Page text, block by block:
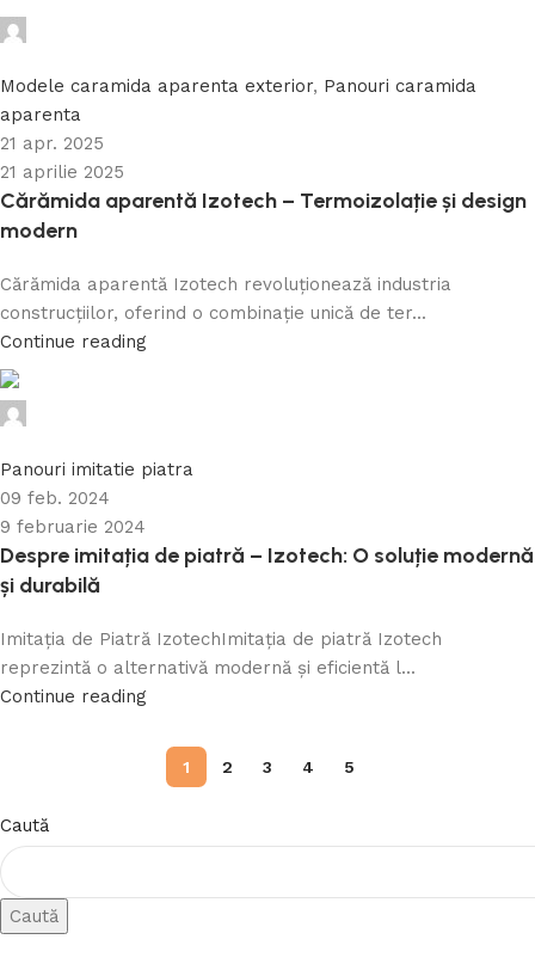
Modele caramida aparenta exterior, Panouri caramida
aparenta
21 apr. 2025
21 aprilie 2025
Cărămida aparentă Izotech – Termoizolație și design
modern
Cărămida aparentă Izotech revoluționează industria
construcțiilor, oferind o combinație unică de ter...
Continue reading
Panouri imitatie piatra
09 feb. 2024
9 februarie 2024
Despre imitația de piatră – Izotech: O soluție modernă
și durabilă
Imitația de Piatră IzotechImitația de piatră Izotech
reprezintă o alternativă modernă și eficientă l...
Continue reading
1 2 3 4 5
Caută
Caută